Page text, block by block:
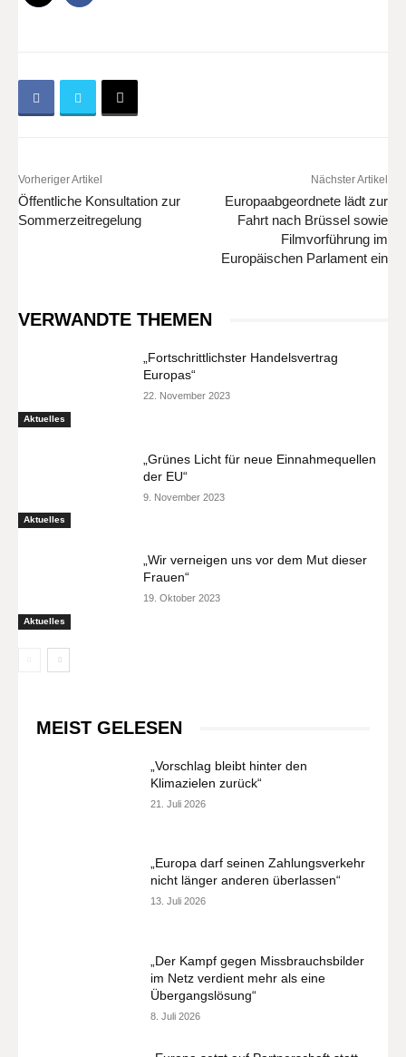
Vorheriger Artikel
Öffentliche Konsultation zur
Sommerzeitregelung
Nächster Artikel
Europaabgeordnete lädt zur
Fahrt nach Brüssel sowie
Filmvorführung im
Europäischen Parlament ein
VERWANDTE THEMEN
Aktuelles
„Fortschrittlichster Handelsvertrag
Europas“
22. November 2023
Aktuelles
„Grünes Licht für neue Einnahmequellen
der EU“
9. November 2023
Aktuelles
„Wir verneigen uns vor dem Mut dieser
Frauen“
19. Oktober 2023
MEIST GELESEN
„Vorschlag bleibt hinter den
Klimazielen zurück“
21. Juli 2026
„Europa darf seinen Zahlungsverkehr
nicht länger anderen überlassen“
13. Juli 2026
„Der Kampf gegen Missbrauchsbilder
im Netz verdient mehr als eine
Übergangslösung“
8. Juli 2026